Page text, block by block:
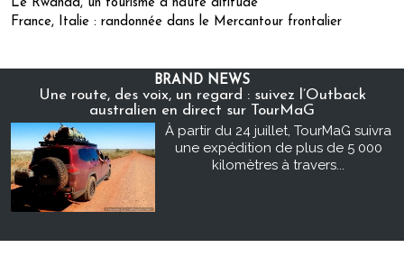
Le Rwanda, un tourisme à haute altitude
France, Italie : randonnée dans le Mercantour frontalier
BRAND NEWS
Une route, des voix, un regard : suivez l’Outback
australien en direct sur TourMaG
À partir du 24 juillet, TourMaG suivra
une expédition de plus de 5 000
kilomètres à travers...